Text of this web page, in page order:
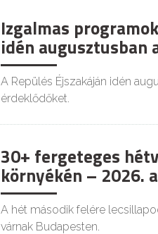
Izgalmas
idén augusztusban
A Repülés Éjszakáján idén
érdeklődőket.
30+ fergeteges
környékén – 2026.
A hét második felére
várnak Budapesten.